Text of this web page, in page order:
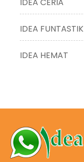
IDEA FUNTASTIK
IDEA HEMAT